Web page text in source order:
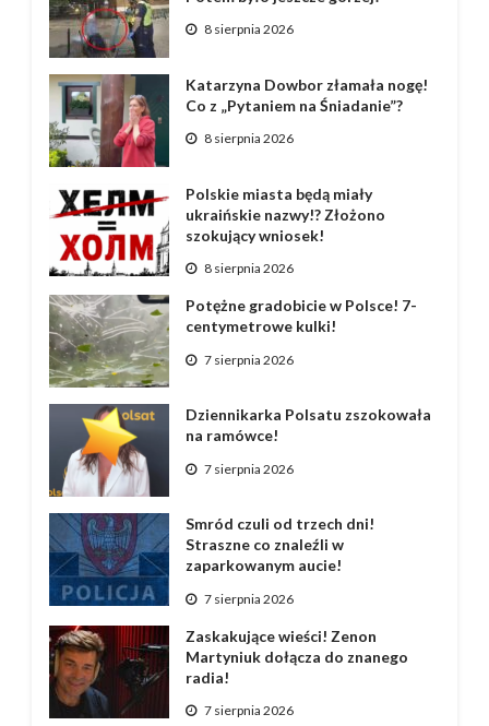
8 sierpnia 2026
Katarzyna Dowbor złamała nogę!
Co z „Pytaniem na Śniadanie”?
8 sierpnia 2026
Polskie miasta będą miały
ukraińskie nazwy!? Złożono
szokujący wniosek!
8 sierpnia 2026
Potężne gradobicie w Polsce! 7-
centymetrowe kulki!
7 sierpnia 2026
Dziennikarka Polsatu zszokowała
na ramówce!
7 sierpnia 2026
Smród czuli od trzech dni!
Straszne co znaleźli w
zaparkowanym aucie!
7 sierpnia 2026
Zaskakujące wieści! Zenon
Martyniuk dołącza do znanego
radia!
7 sierpnia 2026